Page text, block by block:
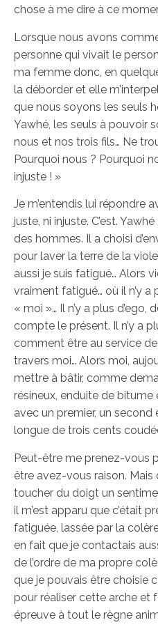
chose à me dire à ce
Lorsque nous avons
personne qui vivait le
ma femme donc, en
la déborder et elle
que nous soyons les seuls
Yawhé, les seuls à pouvoir
nous et nos trois fils… Ne
Pourquoi nous ? Pourquoi
injuste ! »
Je m’entendis lui répondre
juste, ni injuste. C’est.
des hommes. Il a choisi
pour laver la terre de la
aussi je suis fatigué… Alors
vraiment fatigué… où il n’y a
« moi »… Il n’y a plus d’ego,
compte le présent. Il n’y a
comment être au service
travers moi… Alors moi,
mettre à bâtir, comme
résineux, enduite de bitume
avec un premier, un
longue de trois cents
Peut-être me prenez-vous
être avez-vous raison. Mais
toucher du doigt un
il m’est apparu que c’était
fatiguée, lassée par la
en fait que je contactais
de l’ordre de ma propre
que je pouvais être choisie
pour réaliser cette arche et
épreuve à tout le règne